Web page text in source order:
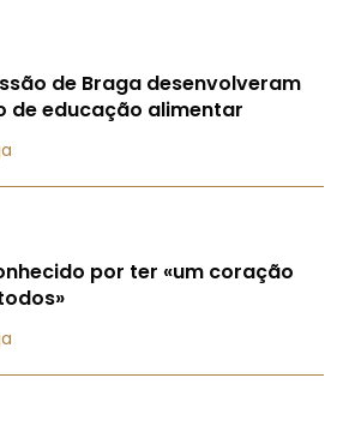
de Braga desenvolveram
de educação alimentar
por ter «um coração